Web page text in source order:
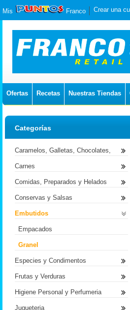
Mis Franco Crear una
Ofertas Recetas Nuestras Tiendas
Categorías
Caramelos, Galletas, Chocolates,
Carnes
Comidas, Preparados y Helados
Conservas y Salsas
Embutidos
Empacados
Granel
Especies y Condimentos
Frutas y Verduras
Higiene Personal y Perfumeria
Jugueteria